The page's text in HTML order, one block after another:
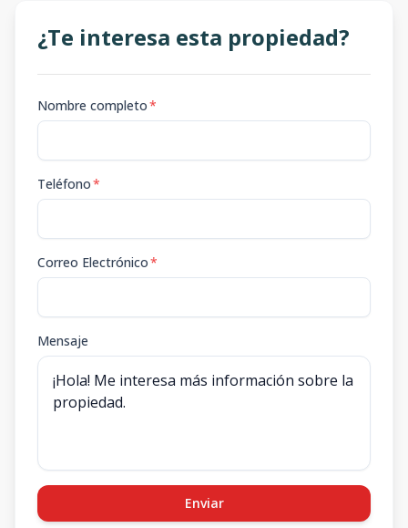
¿Te interesa esta propiedad?
Nombre completo*
Teléfono*
Correo Electrónico*
Mensaje
Enviar